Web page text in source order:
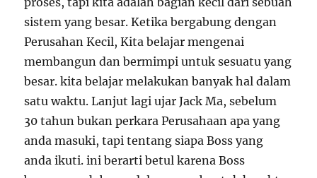
sistem yang besar. Ketika bergabung dengan
Perusahan Kecil, Kita belajar mengenai
membangun dan bermimpi untuk sesuatu yang
besar. kita belajar melakukan banyak hal dalam
satu waktu. Lanjut lagi ujar Jack Ma, sebelum
30 tahun bukan perkara Perusahaan apa yang
anda masuki, tapi tentang siapa Boss yang
anda ikuti. ini berarti betul karena Boss